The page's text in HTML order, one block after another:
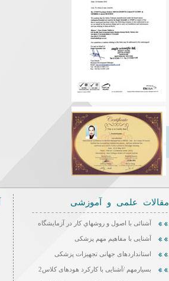
مقالات علمی و آموزشی
-----------------------------------
آشنائی با اصول و روشهاي كار در آزمايشگاه
آشنایی با مفاهیم مهم پزشکی
استانداردهای جهانی تجهیزات پزشکی
بسیارمهم /آشنایی با کارکرد هودهای کلاس2